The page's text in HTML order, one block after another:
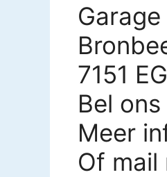
7151
Bel
Meer
Of mail